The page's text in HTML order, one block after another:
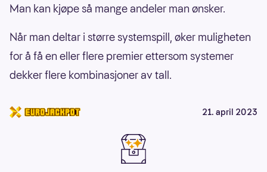
Man kan kjøpe så mange andeler man ønsker.
Når man deltar i større systemspill, øker muligheten
for å få en eller flere premier ettersom systemer
dekker flere kombinasjoner av tall.
21. april 2023